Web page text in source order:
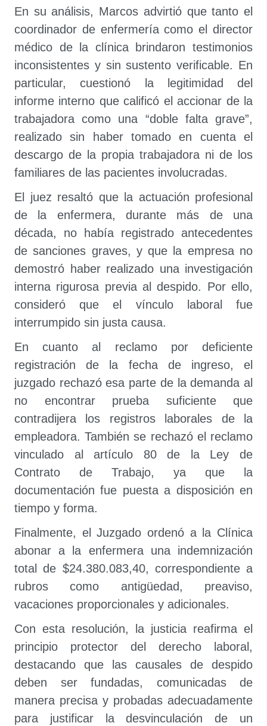
En su análisis, Marcos advirtió que tanto el
coordinador de enfermería como el director
médico de la clínica brindaron testimonios
inconsistentes y sin sustento verificable. En
particular, cuestionó la legitimidad del
informe interno que calificó el accionar de la
trabajadora como una “doble falta grave”,
realizado sin haber tomado en cuenta el
descargo de la propia trabajadora ni de los
familiares de las pacientes involucradas.
El juez resaltó que la actuación profesional
de la enfermera, durante más de una
década, no había registrado antecedentes
de sanciones graves, y que la empresa no
demostró haber realizado una investigación
interna rigurosa previa al despido. Por ello,
consideró que el vínculo laboral fue
interrumpido sin justa causa.
En cuanto al reclamo por deficiente
registración de la fecha de ingreso, el
juzgado rechazó esa parte de la demanda al
no encontrar prueba suficiente que
contradijera los registros laborales de la
empleadora. También se rechazó el reclamo
vinculado al artículo 80 de la Ley de
Contrato de Trabajo, ya que la
documentación fue puesta a disposición en
tiempo y forma.
Finalmente, el Juzgado ordenó a la Clínica
abonar a la enfermera una indemnización
total de $24.380.083,40, correspondiente a
rubros como antigüedad, preaviso,
vacaciones proporcionales y adicionales.
Con esta resolución, la justicia reafirma el
principio protector del derecho laboral,
destacando que las causales de despido
deben ser fundadas, comunicadas de
manera precisa y probadas adecuadamente
para justificar la desvinculación de un